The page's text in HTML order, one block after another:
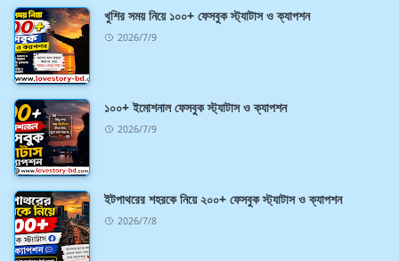
খুশির সময় নিয়ে ১০০+ ফেসবুক স্ট্যাটাস ও ক্যাপশন
2026/7/9
১০০+ ইমোশনাল ফেসবুক স্ট্যাটাস ও ক্যাপশন
2026/7/9
ইটপাথরের শহরকে নিয়ে ২০০+ ফেসবুক স্ট্যাটাস ও ক্যাপশন
2026/7/8